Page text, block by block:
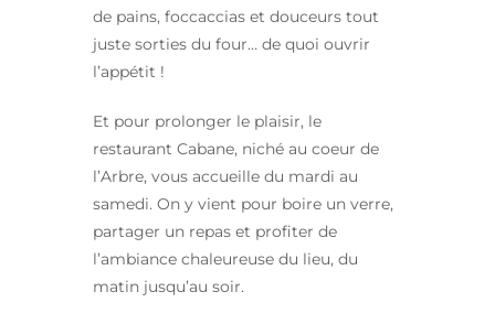
de pains, foccaccias et douceurs tout
juste sorties du four… de quoi ouvrir
l’appétit !
Et pour prolonger le plaisir, le
restaurant Cabane, niché au coeur de
l’Arbre, vous accueille du mardi au
samedi. On y vient pour boire un verre,
partager un repas et profiter de
l’ambiance chaleureuse du lieu, du
matin jusqu’au soir.